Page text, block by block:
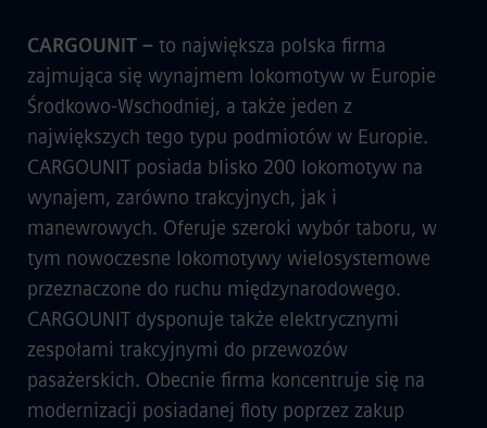
CARGOUNIT – to największa polska firma
zajmująca się wynajmem lokomotyw w Europie
Środkowo-Wschodniej, a także jeden z
największych tego typu podmiotów w Europie.
CARGOUNIT posiada blisko 200 lokomotyw na
wynajem, zarówno trakcyjnych, jak i
manewrowych. Oferuje szeroki wybór taboru, w
tym nowoczesne lokomotywy wielosystemowe
przeznaczone do ruchu międzynarodowego.
CARGOUNIT dysponuje także elektrycznymi
zespołami trakcyjnymi do przewozów
pasażerskich. Obecnie firma koncentruje się na
modernizacji posiadanej floty poprzez zakup